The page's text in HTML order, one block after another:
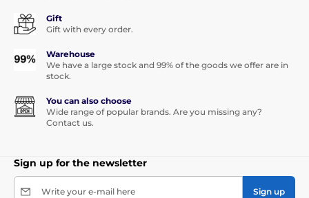
Gift
Gift with every order.
Warehouse
We have a large stock and 99% of the goods we offer are in
stock.
You can also choose
Wide range of popular brands. Are you missing any?
Contact us.
Sign up for the newsletter
Write your e-mail here Sign up